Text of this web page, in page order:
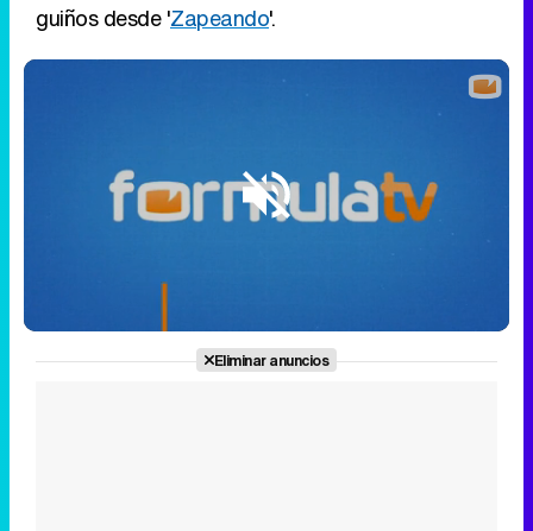
guiños desde 'Zapeando'.
Eliminar anuncios